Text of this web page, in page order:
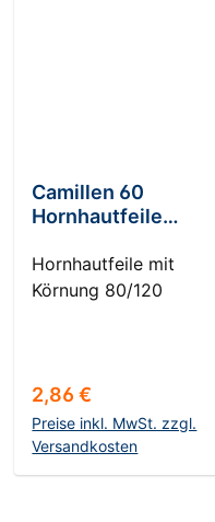
Camillen 60
Hornhautfeile
Hornhautfeile mit
Körnung 80/120
Regulärer Preis:
2,86 €
Preise inkl. MwSt. zzgl.
Versandkosten